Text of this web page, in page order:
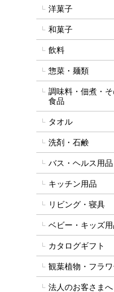
洋菓子
和菓子
飲料
惣菜・麺類
調味料・佃煮・
食品
タオル
洗剤・石鹸
バス・ヘルス用品
キッチン用品
リビング・寝具
ベビー・キッズ用
カタログギフト
観葉植物・フラワ
法人のお客さまへ